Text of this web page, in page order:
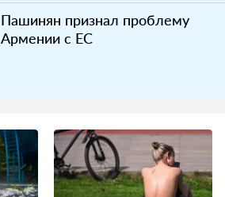
Пашинян признал проблему
Армении с ЕС